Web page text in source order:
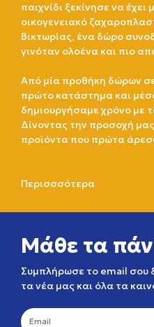
παιχνίδι ξεκίνησε να
οικογενειακό
Βικτωρίας, ένα δώρο
γινόταν ολοένα και πιο
Από μία προθήκη δώρων
πρώτο κατάστημα και
δημιουργήσαμε χρόνο με
Δίνοντας την προσοχή
προϊόντα που πρώτα
Περισσσότερα
Μάθε τα
Συμπλήρωσε το email σου
τα νέα μας και όλα τα